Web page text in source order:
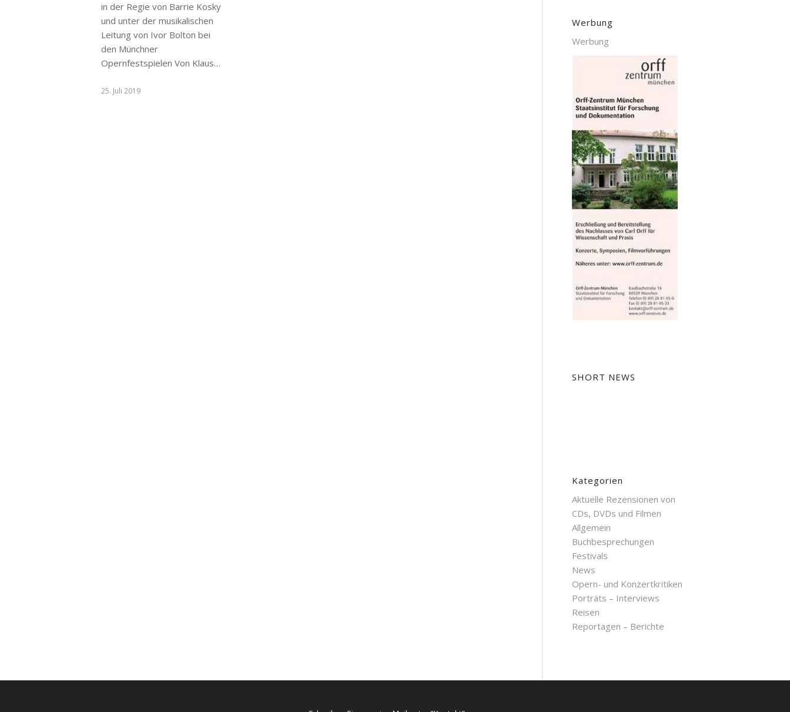
in der Regie von Barrie Kosky
und unter der musikalischen
Leitung von Ivor Bolton bei
den Münchner
Opernfestspielen Von Klaus…
25. Juli 2019
Werbung
Werbung
SHORT NEWS
Kategorien
Aktuelle Rezensionen von
CDs, DVDs und Filmen
Allgemein
Buchbesprechungen
Festivals
News
Opern- und Konzertkritiken
Porträts – Interviews
Reisen
Reportagen – Berichte